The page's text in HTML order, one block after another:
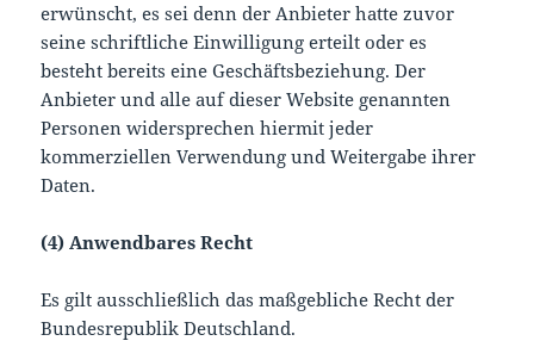
erwünscht, es sei denn der Anbieter hatte zuvor
seine schriftliche Einwilligung erteilt oder es
besteht bereits eine Geschäftsbeziehung. Der
Anbieter und alle auf dieser Website genannten
Personen widersprechen hiermit jeder
kommerziellen Verwendung und Weitergabe ihrer
Daten.
(4) Anwendbares Recht
Es gilt ausschließlich das maßgebliche Recht der
Bundesrepublik Deutschland.